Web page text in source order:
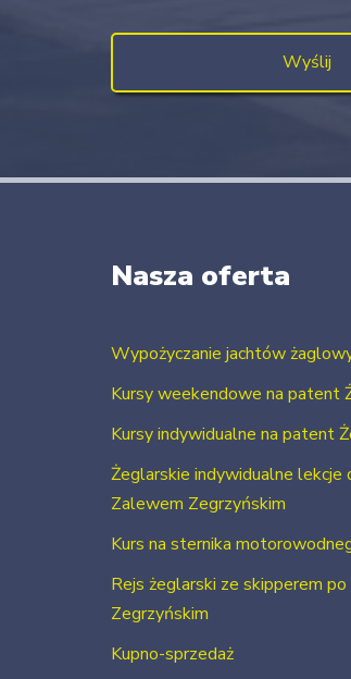
Nasza oferta
Wypożyczanie jachtów
Kursy weekendowe na patent
Kursy indywidualne na patent
Żeglarskie indywidualne lekcje
Zalewem Zegrzyńskim
Kurs na sternika
Rejs żeglarski ze skipperem
Zegrzyńskim
Kupno-sprzedaż